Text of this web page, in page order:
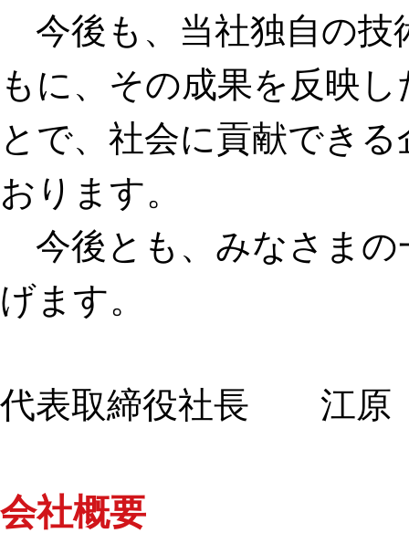
今後も、当社独自の技
もに、その成果を反映
とで、社会に貢献でき
おります。
今後とも、みなさま
げます。
代表取締役社長 江
会社概要